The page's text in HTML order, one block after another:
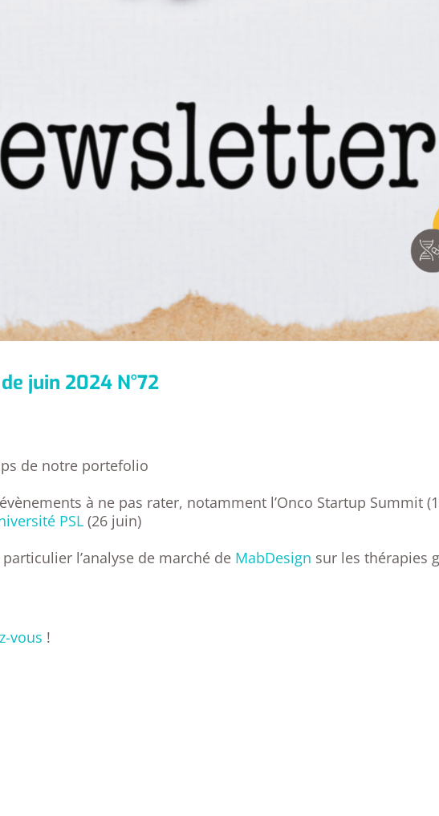
juin 2024 N°72
de notre portefolio
à ne pas rater, notamment l’Onco Startup Summit
PSL (26 juin)
l’analyse de marché de MabDesign sur les thérapies
vous !